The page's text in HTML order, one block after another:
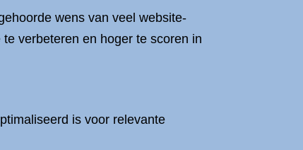
wens van veel website-
verbeteren en hoger te scoren in
is voor relevante